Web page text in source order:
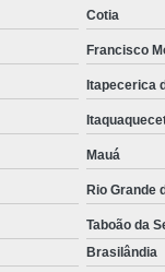
Cotia
Francisco
Itapecerica
Mauá
Rio Grande
Taboão da
Brasilândia